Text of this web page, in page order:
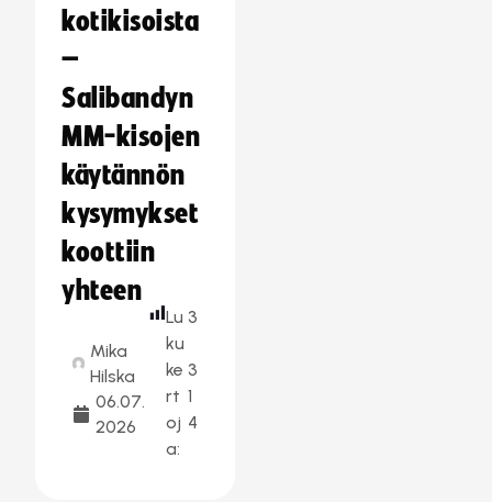
kotikisoista
–
Salibandyn
MM-kisojen
käytännön
kysymykset
koottiin
yhteen
Mika
Hilska
06.07.
2026
Lu
ku
ke
rt
oj
a:
3
3
1
4